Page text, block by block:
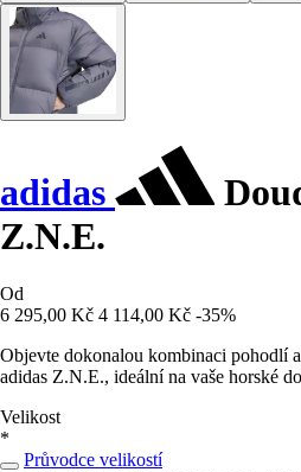
adidas
Z.N.E.
Od
6 295,00 Kč 4 114,00 Kč -35%
Objevte dokonalou kombinaci pohodlí
adidas Z.N.E., ideální na vaše horské
Velikost
*
Průvodce velikostí